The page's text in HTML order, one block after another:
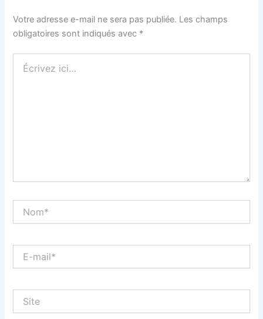
Votre adresse e-mail ne sera pas publiée. Les champs
obligatoires sont indiqués avec *
ici…
mail*